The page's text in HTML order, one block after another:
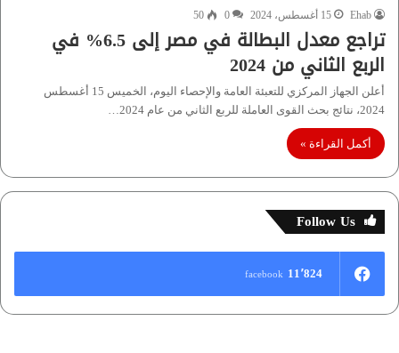
Ehab 15 أغسطس، 2024 0
50
تراجع معدل البطالة في مصر إلى 6.5% في
الربع الثاني من 2024
أعلن الجهاز المركزي للتعبئة العامة والإحصاء اليوم، الخميس 15 أغسطس
2024، نتائج بحث القوى العاملة للربع الثاني من عام 2024…
أكمل القراءة »
Follow Us
11٬824 facebook